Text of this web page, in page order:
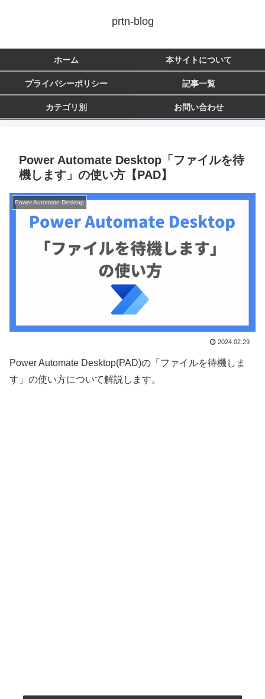
prtn-blog
ホーム 本サイトについて
プライバシーポリシー 記事一覧
カテゴリ別 お問い合わせ
Power Automate Desktop「ファイルを待
機します」の使い方【PAD】
Power Automate Desktop
2024.02.29
Power Automate Desktop(PAD)の「ファイルを待機しま
す」の使い方について解説します。